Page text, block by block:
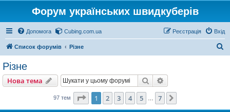
Форум українських швидкуберів
Допомога Cubing.com.ua Вхід
Реєстрація
Список форумів Різне
Різне
Нова тема Пошук
97 тем Сторінка1 7
1 2 3 4 5 7